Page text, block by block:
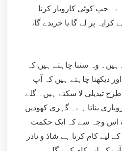
جب کوئی کاروبار کرنا
پر لے گا یا خریدے گا،
وہ سننا چاہتے ہیں کہ
دیکھنا چاہتے ہیں کہ آپ
تبدیلی لا سکتے ہیں۔ گلے
بناتا ہے۔ گہری کھودیں
اس وجہ سے کہ ایک حکمت
لیے کام کرتا ہے شاذ و نادر